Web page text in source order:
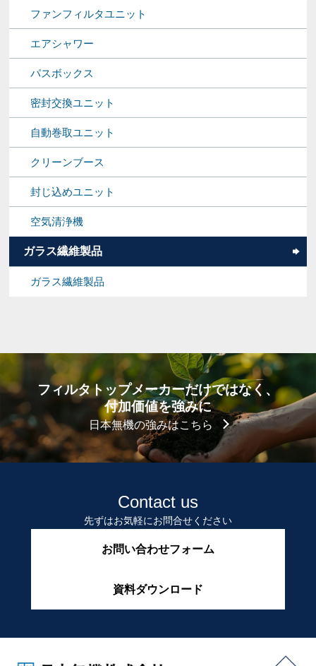
ファンフィルタユニット
エアシャワー
パスボックス
密封交換ユニット
自動巻取ユニット
クリーンブース
封じ込めユニット
空気清浄機
ガラス繊維製品
ガラス繊維製品
フィルタトップメーカーだけではなく、
付加価値を強みに
日本無機の強みはこちら
Contact us
先ずはお気軽にお問合せください
お問い合わせフォーム
資料ダウンロード